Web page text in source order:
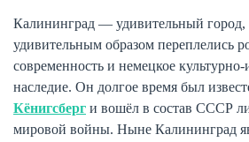
Калининград — удивительный город,
удивительным образом переплелись
современность и немецкое культурно-
наследие. Он долгое время был
Кёнигсберг и вошёл в состав СССР
мировой войны. Ныне Калининград